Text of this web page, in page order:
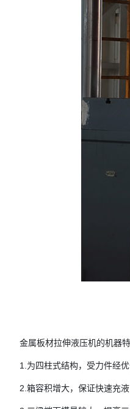
金属板材拉伸液压机的机器特
1.为四柱式结构，受力件经
2.箱容积增大，保证快速充